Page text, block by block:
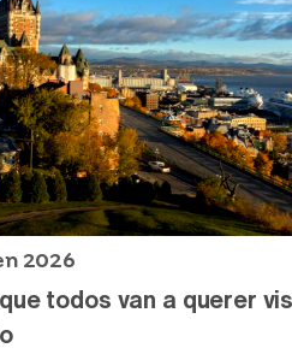
2026
todos van a querer